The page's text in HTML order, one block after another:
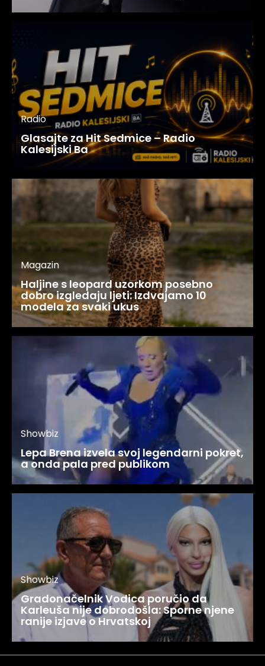
Radio
Glasajte za Hit Sedmice – Radio
Kalesijski Ba
Magazin
Haljine s leopard uzorkom posebno
dobro izgledaju ljeti: Izdvajamo 10
modela za svaki ukus
Showbiz
Lepa Brena izvela svoj legendarni pokret,
a onda pala pred publikom
Showbiz
Gradonačelnik Vodica poručio da
Karleuša nije dobrodošla: Sporne njene
ranije izjave o Hrvatskoj